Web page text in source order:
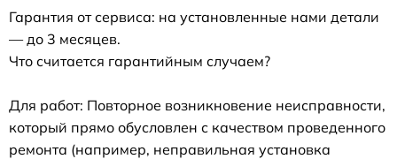
Гарантия от сервиса: на установленные нами детали
— до 3 месяцев.
Что считается гарантийным случаем?
Для работ: Повторное возникновение неисправности,
который прямо обусловлен с качеством проведенного
ремонта (например, неправильная установка